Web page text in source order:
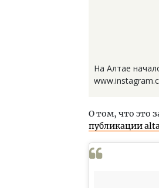
На Алтае
О том, что это
публикации